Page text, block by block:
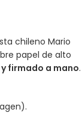
chileno Mario
papel de alto
firmado a mano.